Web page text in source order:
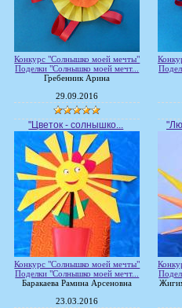
Конкурс "Солнышко моей мечты"
Поделки "Солнышко моей мечт...
Гребенник Арина
29.09.2016
"Цветок - солнышко...
Конкурс "Солнышко моей мечты"
Поделки "Солнышко моей мечт...
Баракаева Рамина Арсеновна
23.03.2016